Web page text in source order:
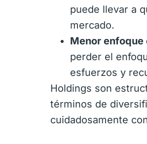
puede llevar a
mercado.
Menor enfoque
perder el
esfuerzos y
Holdings son
términos de
cuidadosamente